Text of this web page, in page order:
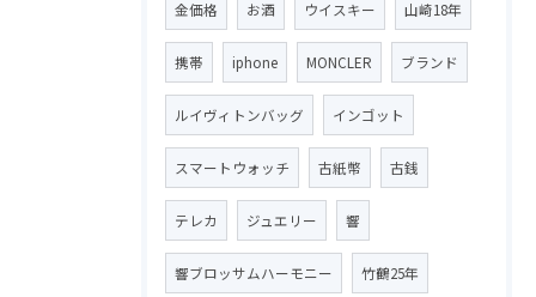
金価格 お酒 ウイスキー 山崎18年
携帯 iphone MONCLER ブランド
ルイヴィトンバッグ インゴット
スマートウォッチ 古紙幣 古銭
テレカ ジュエリー 響
響ブロッサムハーモニー 竹鶴25年